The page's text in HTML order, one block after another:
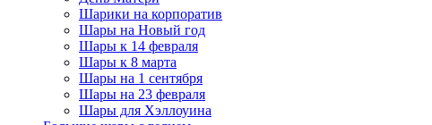
Шарики на корпоратив
Шары на Новый год
Шары к 14 февраля
Шары к 8 марта
Шары на 1 сентября
Шары на 23 февраля
Шары для Хэллоуина